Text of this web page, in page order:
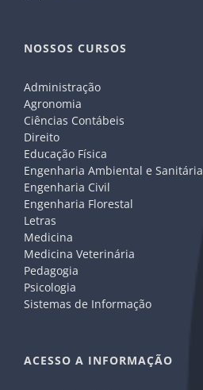
NOSSOS CURSOS
Administração
Agronomia
Ciências Contábeis
Direito
Educação Física
Engenharia Ambiental e Sanitária
Engenharia Civil
Engenharia Florestal
Letras
Medicina
Medicina Veterinária
Pedagogia
Psicologia
Sistemas de Informação
ACESSO A INFORMAÇÃO